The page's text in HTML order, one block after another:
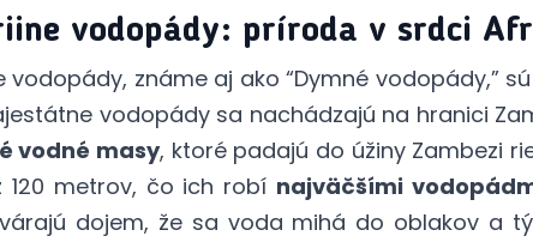
vodopády: príroda v srdci
vodopády, známe aj ako “Dymné vodopády,”
vodopády sa nachádzajú na hranici
vodné masy, ktoré padajú do úžiny Zambezi
120 metrov, čo ich robí najväčšími
dojem, že sa voda mihá do oblakov a